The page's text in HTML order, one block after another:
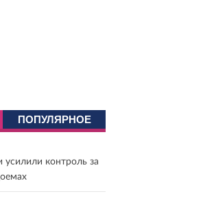
ПОПУЛЯРНОЕ
усилили контроль за